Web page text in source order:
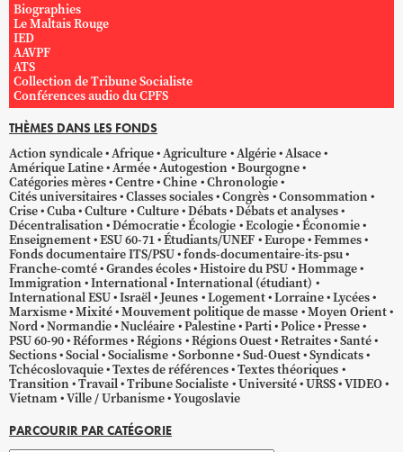
Biographies
Le Maltais Rouge
IED
AAVPF
ATS
Collection de Tribune Socialiste
Conférences audio du CPFS
THÈMES DANS LES FONDS
Action syndicale Afrique Agriculture Algérie Alsace
Amérique Latine Armée Autogestion
Bourgogne
Catégories mères Centre Chine Chronologie
Cités universitaires Classes sociales Congrès Consommation
Crise Cuba Culture Culture Débats Débats et analyses
Décentralisation Démocratie Écologie Ecologie Économie
Enseignement ESU 60-71 Étudiants/UNEF Europe Femmes
Fonds documentaire ITS/PSU fonds-documentaire-its-psu
Franche-comté Grandes écoles Histoire du PSU Hommage
Immigration International International (étudiant)
International ESU Israël Jeunes Logement Lorraine Lycées
Marxisme Mixité Mouvement politique de masse Moyen Orient
Nord Normandie Nucléaire Palestine Parti Police Presse
PSU 60-90 Réformes Régions Régions Ouest Retraites Santé
Sections Social Socialisme Sorbonne Sud-Ouest Syndicats
Tchécoslovaquie Textes de références Textes théoriques
Transition Travail Tribune Socialiste Université URSS VIDEO
Vietnam Ville / Urbanisme Yougoslavie
PARCOURIR PAR CATÉGORIE